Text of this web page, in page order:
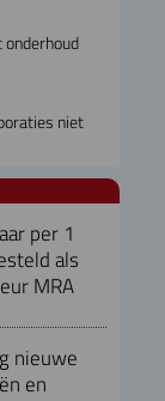
niet
per 1
als
MRA
nieuwe
en